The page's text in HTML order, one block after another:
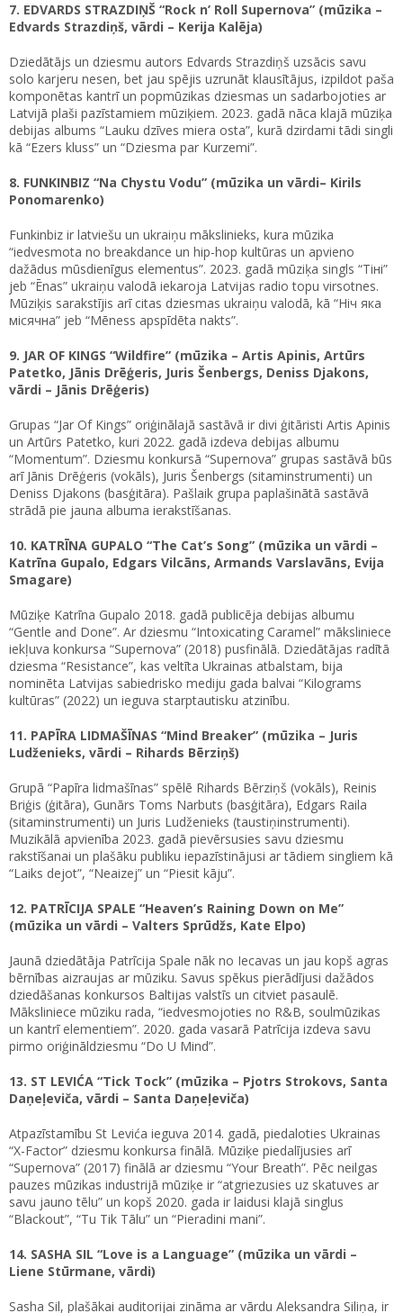
7. EDVARDS STRAZDIŅŠ “Rock n’ Roll Supernova” (mūzika –
Edvards Strazdiņš, vārdi – Kerija Kalēja)
Dziedātājs un dziesmu autors Edvards Strazdiņš uzsācis savu
solo karjeru nesen, bet jau spējis uzrunāt klausītājus, izpildot paša
komponētas kantrī un popmūzikas dziesmas un sadarbojoties ar
Latvijā plaši pazīstamiem mūziķiem. 2023. gadā nāca klajā mūziķa
debijas albums “Lauku dzīves miera osta”, kurā dzirdami tādi singli
kā “Ezers kluss” un “Dziesma par Kurzemi”.
8. FUNKINBIZ “Na Chystu Vodu” (mūzika un vārdi– Kirils
Ponomarenko)
Funkinbiz ir latviešu un ukraiņu mākslinieks, kura mūzika
“iedvesmota no breakdance un hip-hop kultūras un apvieno
dažādus mūsdienīgus elementus”. 2023. gadā mūziķa singls “Tiнi”
jeb “Ēnas” ukraiņu valodā iekaroja Latvijas radio topu virsotnes.
Mūziķis sarakstījis arī citas dziesmas ukraiņu valodā, kā “Ніч яка
місячна” jeb “Mēness apspīdēta nakts”.
9. JAR OF KINGS “Wildfire” (mūzika – Artis Apinis, Artūrs
Patetko, Jānis Drēģeris, Juris Šenbergs, Deniss Djakons,
vārdi – Jānis Drēģeris)
Grupas “Jar Of Kings” oriģinālajā sastāvā ir divi ģitāristi Artis Apinis
un Artūrs Patetko, kuri 2022. gadā izdeva debijas albumu
“Momentum”. Dziesmu konkursā “Supernova” grupas sastāvā būs
arī Jānis Drēģeris (vokāls), Juris Šenbergs (sitaminstrumenti) un
Deniss Djakons (basģitāra). Pašlaik grupa paplašinātā sastāvā
strādā pie jauna albuma ierakstīšanas.
10. KATRĪNA GUPALO “The Cat’s Song” (mūzika un vārdi –
Katrīna Gupalo, Edgars Vilcāns, Armands Varslavāns, Evija
Smagare)
Mūziķe Katrīna Gupalo 2018. gadā publicēja debijas albumu
“Gentle and Done”. Ar dziesmu “Intoxicating Caramel” māksliniece
iekļuva konkursa “Supernova” (2018) pusfinālā. Dziedātājas radītā
dziesma “Resistance”, kas veltīta Ukrainas atbalstam, bija
nominēta Latvijas sabiedrisko mediju gada balvai “Kilograms
kultūras” (2022) un ieguva starptautisku atzinību.
11. PAPĪRA LIDMAŠĪNAS “Mind Breaker” (mūzika – Juris
Ludženieks, vārdi – Rihards Bērziņš)
Grupā “Papīra lidmašīnas” spēlē Rihards Bērziņš (vokāls), Reinis
Briģis (ģitāra), Gunārs Toms Narbuts (basģitāra), Edgars Raila
(sitaminstrumenti) un Juris Ludženieks (taustiņinstrumenti).
Muzikālā apvienība 2023. gadā pievērsusies savu dziesmu
rakstīšanai un plašāku publiku iepazīstinājusi ar tādiem singliem kā
“Laiks dejot”, “Neaizej” un “Piesit kāju”.
12. PATRĪCIJA SPALE “Heaven’s Raining Down on Me”
(mūzika un vārdi – Valters Sprūdžs, Kate Elpo)
Jaunā dziedātāja Patrīcija Spale nāk no Iecavas un jau kopš agras
bērnības aizraujas ar mūziku. Savus spēkus pierādījusi dažādos
dziedāšanas konkursos Baltijas valstīs un citviet pasaulē.
Māksliniece mūziku rada, “iedvesmojoties no R&B, soulmūzikas
un kantrī elementiem”. 2020. gada vasarā Patrīcija izdeva savu
pirmo oriģināldziesmu “Do U Mind”.
13. ST LEVIĆA “Tick Tock” (mūzika – Pjotrs Strokovs, Santa
Daņeļeviča, vārdi – Santa Daņeļeviča)
Atpazīstamību St Levića ieguva 2014. gadā, piedaloties Ukrainas
“X-Factor” dziesmu konkursa finālā. Mūziķe piedalījusies arī
“Supernova” (2017) finālā ar dziesmu “Your Breath”. Pēc neilgas
pauzes mūzikas industrijā mūziķe ir “atgriezusies uz skatuves ar
savu jauno tēlu” un kopš 2020. gada ir laidusi klajā singlus
“Blackout”, “Tu Tik Tālu” un “Pieradini mani”.
14. SASHA SIL “Love is a Language” (mūzika un vārdi –
Liene Stūrmane, vārdi)
Sasha Sil, plašākai auditorijai zināma ar vārdu Aleksandra Siliņa, ir